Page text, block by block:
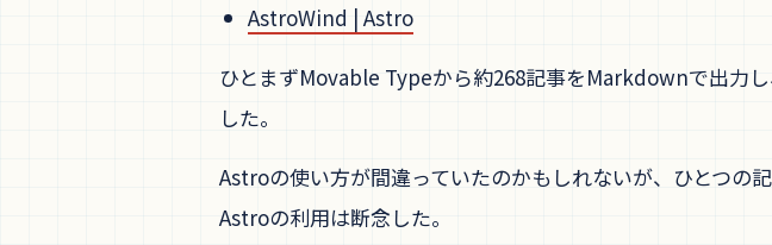
AstroWind | Astro
ひとまずMovable Typeから約268記事をMarkdownで出力
した。
Astroの使い方が間違っていたのかもしれないが、ひとつの
Astroの利用は断念した。